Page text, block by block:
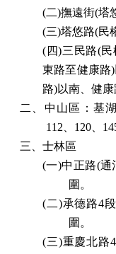
(二)撫遠街(塔
(三)塔悠路(民
(四)三民路(
東路至健康路
路)以南、健康
二、中山區：基
112、120、
三、士林區
(一)中正路(通
圍。
(二)承德路4
圍。
(三)重慶北路